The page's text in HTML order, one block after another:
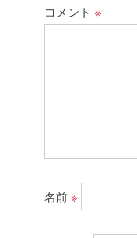
コメント ※
名前※